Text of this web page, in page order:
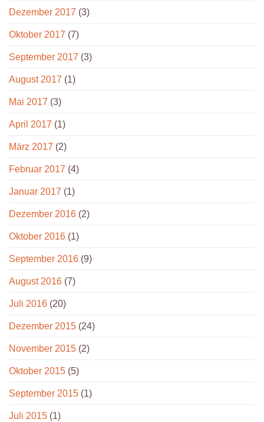
Dezember 2017 (3)
Oktober 2017 (7)
September 2017 (3)
August 2017 (1)
Mai 2017 (3)
April 2017 (1)
März 2017 (2)
Februar 2017 (4)
Januar 2017 (1)
Dezember 2016 (2)
Oktober 2016 (1)
September 2016 (9)
August 2016 (7)
Juli 2016 (20)
Dezember 2015 (24)
November 2015 (2)
Oktober 2015 (5)
September 2015 (1)
Juli 2015 (1)